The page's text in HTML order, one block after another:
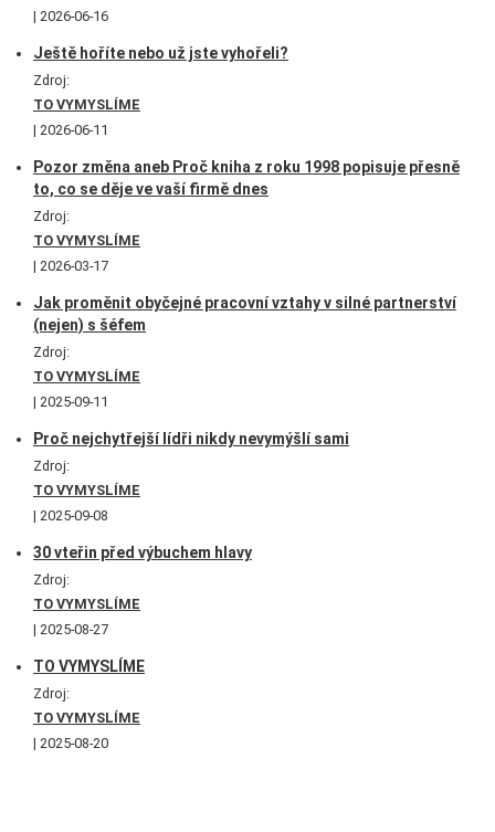
2026-06-16
Ještě hoříte nebo už jste vyhořeli?
Zdroj:
TO VYMYSLÍME
2026-06-11
Pozor změna aneb Proč kniha z roku 1998 popisuje přesně
to, co se děje ve vaší firmě dnes
Zdroj:
TO VYMYSLÍME
2026-03-17
Jak proměnit obyčejné pracovní vztahy v silné partnerství
(nejen) s šéfem
Zdroj:
TO VYMYSLÍME
2025-09-11
Proč nejchytřejší lídři nikdy nevymýšlí sami
Zdroj:
TO VYMYSLÍME
2025-09-08
30 vteřin před výbuchem hlavy
Zdroj:
TO VYMYSLÍME
2025-08-27
TO VYMYSLÍME
Zdroj:
TO VYMYSLÍME
2025-08-20